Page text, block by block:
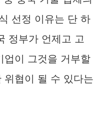
선정 이유는 단 하
정부가 언제고 고
업이 그것을 거부할
위협이 될 수 있다는